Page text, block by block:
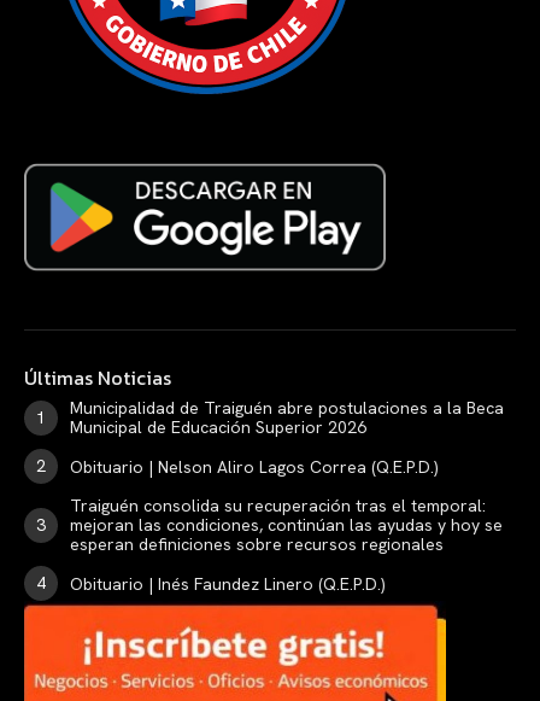
Últimas Noticias
Municipalidad de Traiguén abre postulaciones a la Beca
Municipal de Educación Superior 2026
Obituario | Nelson Aliro Lagos Correa (Q.E.P.D.)
Traiguén consolida su recuperación tras el temporal:
mejoran las condiciones, continúan las ayudas y hoy se
esperan definiciones sobre recursos regionales
Obituario | Inés Faundez Linero (Q.E.P.D.)